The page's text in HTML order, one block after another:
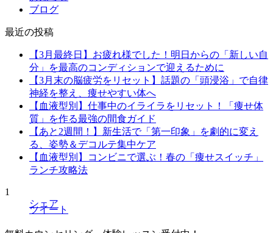
ブログ
最近の投稿
【3月最終日】お疲れ様でした！明日からの「新しい自
分」を最高のコンディションで迎えるために
【3月末の脳疲労をリセット】話題の「頭浸浴」で自律
神経を整え、痩せやすい体へ
【血液型別】仕事中のイライラをリセット！「痩せ体
質」を作る最強の間食ガイド
【あと2週間！】新生活で「第一印象」を劇的に変え
る、姿勢＆デコルテ集中ケア
【血液型別】コンビニで選ぶ！春の「痩せスイッチ」
ランチ攻略法
1
シェア
ツイート